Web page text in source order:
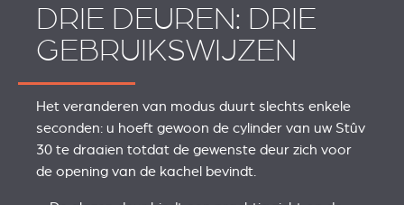
DRIE DEUREN: DRIE
GEBRUIKSWIJZEN
Het veranderen van modus duurt slechts enkele
seconden: u hoeft gewoon de cylinder van uw Stûv
30 te draaien totdat de gewenste deur zich voor
de opening van de kachel bevindt.